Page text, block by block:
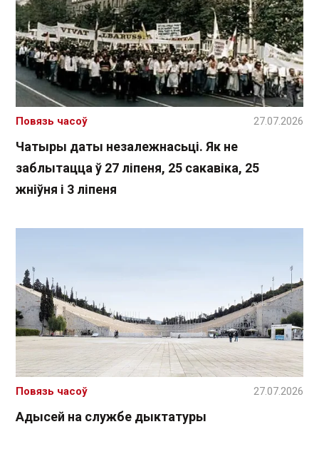
Чатыры даты незалежнасьці. Як не
заблытацца ў 27 ліпеня, 25 сакавіка, 25
жніўня і 3 ліпеня
Повязь часоў 27.07.2026
Адысей на службе дыктатуры
Повязь часоў 27.07.2026